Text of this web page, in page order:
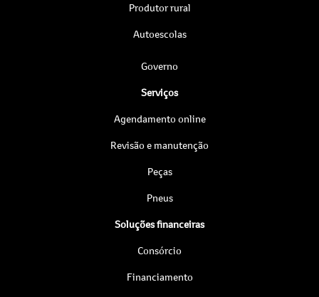
Produtor rural
Autoescolas
Governo
Serviços
Agendamento online
Revisão e manutenção
Peças
Pneus
Soluções financeiras
Consórcio
Financiamento